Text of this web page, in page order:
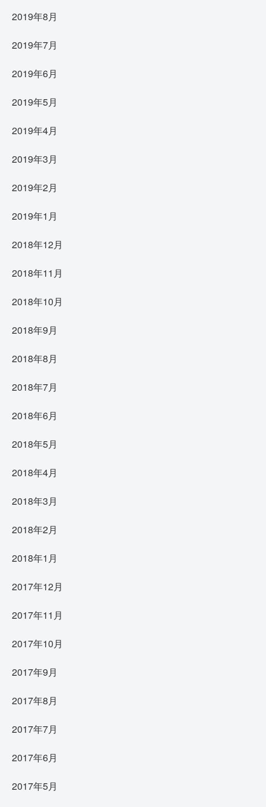
2019年8月
2019年7月
2019年6月
2019年5月
2019年4月
2019年3月
2019年2月
2019年1月
2018年12月
2018年11月
2018年10月
2018年9月
2018年8月
2018年7月
2018年6月
2018年5月
2018年4月
2018年3月
2018年2月
2018年1月
2017年12月
2017年11月
2017年10月
2017年9月
2017年8月
2017年7月
2017年6月
2017年5月